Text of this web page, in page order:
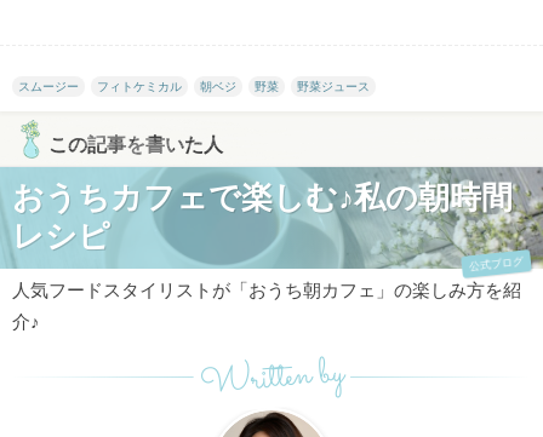
スムージー フィトケミカル 朝ベジ 野菜 野菜ジュース
この記事を書いた人
おうちカフェで楽しむ♪私の朝時間
レシピ
公式ブログ
人気フードスタイリストが「おうち朝カフェ」の楽しみ方を紹
介♪
Written by